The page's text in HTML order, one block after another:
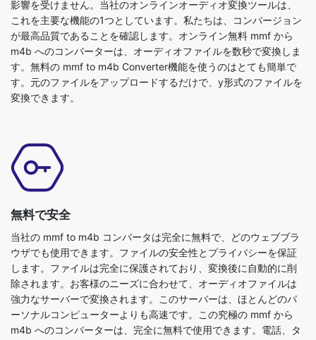
m4b へのコンバーターは、オーディオファイルを数秒で変換しま
す。無料の mmf to m4b Converter機能を使うのはとても簡単で
す。元のファイルをアップロードするだけで、y形式のファイルを
変換できます。
無料で安全
当社の mmf to m4b コンバータは完全に無料で、どのウェブブラ
ウザでも使用できます。ファイルの安全性とプライバシーを保証
します。ファイルは完全に保護されており、変換後に自動的に削
除されます。お客様のニーズに合わせて、オーディオファイルは
強力なサーバーで変換されます。このサーバーは、ほとんどのパ
ーソナルコンピューターよりも高速です。この究極の mmf から
m4b へのコンバーターは、完全に無料で使用できます。電話、タ
ブレット、ラップトップ、またはPCを持っている人なら誰でもこ
のツールにアクセスして無料で使用できます。この機能の使用に
関連する料金はかかりません。